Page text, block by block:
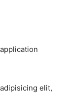
elit,